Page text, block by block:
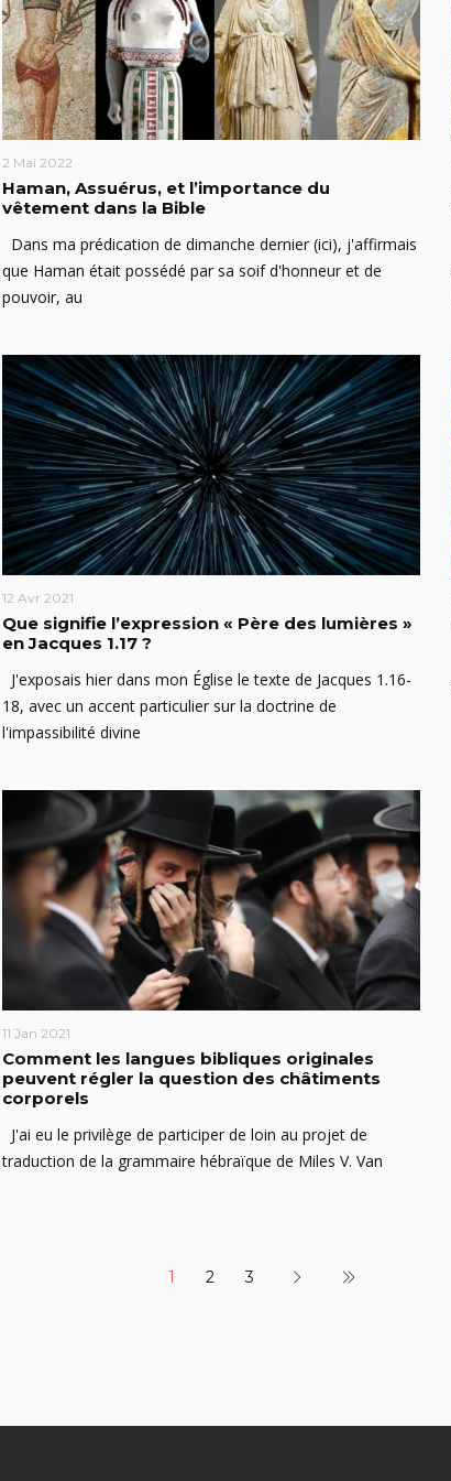
2 Mai 2022
Haman, Assuérus, et l’importance du
vêtement dans la Bible
Dans ma prédication de dimanche dernier (ici), j'affirmais
que Haman était possédé par sa soif d'honneur et de
pouvoir, au
12 Avr 2021
Que signifie l’expression « Père des lumières »
en Jacques 1.17 ?
J'exposais hier dans mon Église le texte de Jacques 1.16-
18, avec un accent particulier sur la doctrine de
l'impassibilité divine
11 Jan 2021
Comment les langues bibliques originales
peuvent régler la question des châtiments
corporels
J'ai eu le privilège de participer de loin au projet de
traduction de la grammaire hébraïque de Miles V. Van
1 2 3